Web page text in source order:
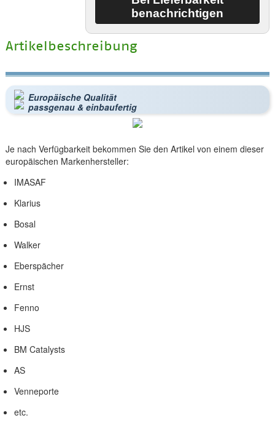
Artikelbeschreibung
Europäische Qualität
passgenau & einbaufertig
Je nach Verfügbarkeit bekommen Sie den Artikel von einem dieser
europäischen Markenhersteller:
IMASAF
Klarius
Bosal
Walker
Eberspächer
Ernst
Fenno
HJS
BM Catalysts
AS
Venneporte
etc.